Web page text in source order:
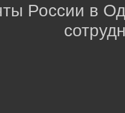
России в